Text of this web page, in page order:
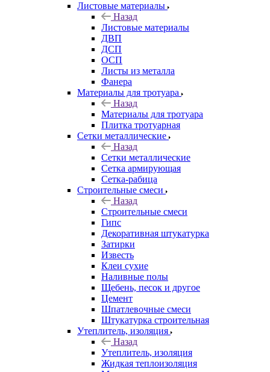
Листовые материалы
Назад
Листовые материалы
ДВП
ДСП
ОСП
Листы из металла
Фанера
Материалы для тротуара
Назад
Материалы для тротуара
Плитка тротуарная
Сетки металлические
Назад
Сетки металлические
Сетка армирующая
Сетка-рабица
Строительные смеси
Назад
Строительные смеси
Гипс
Декоративная штукатурка
Затирки
Известь
Клеи сухие
Наливные полы
Щебень, песок и другое
Цемент
Шпатлевочные смеси
Штукатурка строительная
Утеплитель, изоляция
Назад
Утеплитель, изоляция
Жидкая теплоизоляция